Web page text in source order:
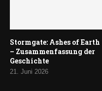
Stormgate: Ashes of Earth
– Zusammenfassung der
Geschichte
21. Juni 2026